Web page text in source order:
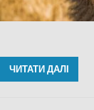
ЧИТАТИ ДАЛІ